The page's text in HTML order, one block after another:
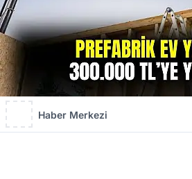
Haber Merkezi